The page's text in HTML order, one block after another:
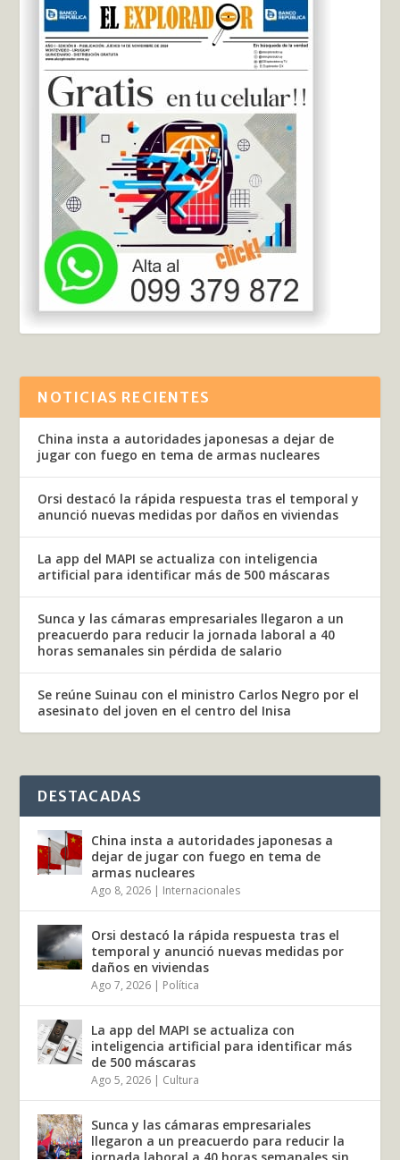
NOTICIAS RECIENTES
China insta a autoridades japonesas a dejar de
jugar con fuego en tema de armas nucleares
Orsi destacó la rápida respuesta tras el temporal y
anunció nuevas medidas por daños en viviendas
La app del MAPI se actualiza con inteligencia
artificial para identificar más de 500 máscaras
Sunca y las cámaras empresariales llegaron a un
preacuerdo para reducir la jornada laboral a 40
horas semanales sin pérdida de salario
Se reúne Suinau con el ministro Carlos Negro por el
asesinato del joven en el centro del Inisa
DESTACADAS
China insta a autoridades japonesas a
dejar de jugar con fuego en tema de
armas nucleares
Ago 8, 2026 | Internacionales
Orsi destacó la rápida respuesta tras el
temporal y anunció nuevas medidas por
daños en viviendas
Ago 7, 2026 | Política
La app del MAPI se actualiza con
inteligencia artificial para identificar más
de 500 máscaras
Ago 5, 2026 | Cultura
Sunca y las cámaras empresariales
llegaron a un preacuerdo para reducir la
jornada laboral a 40 horas semanales sin